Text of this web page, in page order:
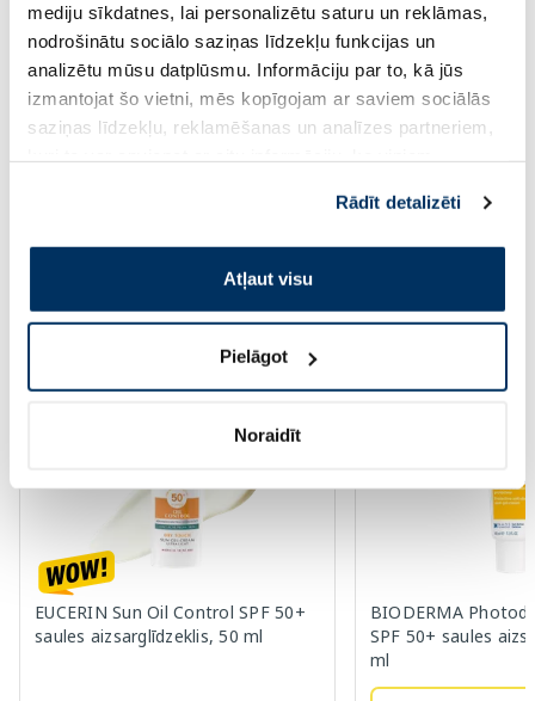
mediju sīkdatnes, lai personalizētu saturu un reklāmas,
nodrošinātu sociālo saziņas līdzekļu funkcijas un
analizētu mūsu datplūsmu. Informāciju par to, kā jūs
izmantojat šo vietni, mēs kopīgojam ar saviem sociālās
saziņas līdzekļu, reklamēšanas un analīzes partneriem,
pakalpojumus. Ja piekrītat šo papildu sīkdatņu
izmantošanai, lūdzu, atzīmējiet savu izvēli:
Rādīt detalizēti
Atļaut visu
Pielāgot
Noraidīt
17.00 € 24.29 €
Pirkt
Standarta cena: 24.29 €
12.62 €
30 dienu zemākā cena:
Saules aizsardzībai vasarā ☀️
Vairāk...
-60%
EUCERIN Sun Oil Control SPF 50+
saules aizsarglīdzeklis, 50 ml
-30%
BIODERMA
SPF 50+ saules
ml